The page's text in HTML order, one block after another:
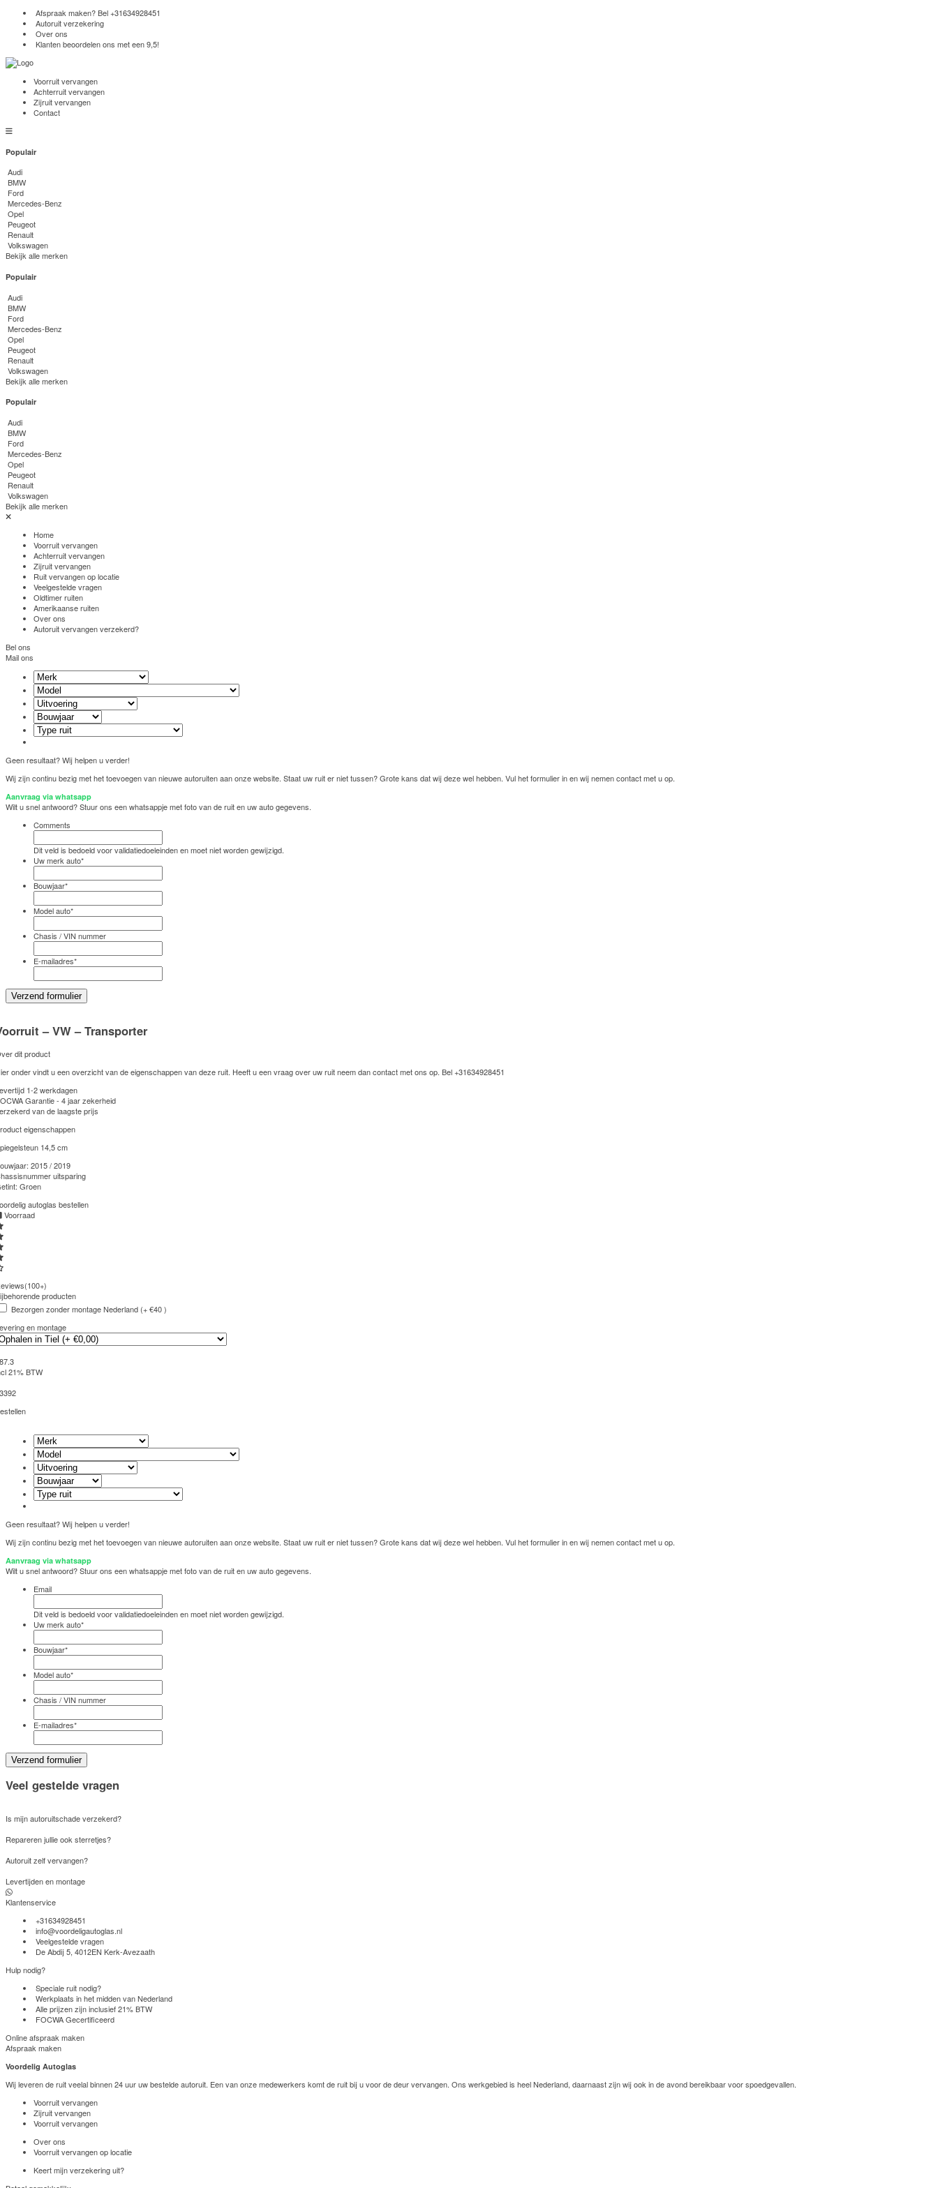
Afspraak maken? Bel+31634928451
Autoruit verzekering
Over ons
Klanten beoordelen ons met een 9,5!
Voorruit vervangen
Achterruit vervangen
Zijruit vervangen
Contact
Populair
Audi
BMW
Ford
Mercedes-Benz
Opel
Peugeot
Renault
Volkswagen
Bekijk alle merken
Populair
Audi
BMW
Ford
Mercedes-Benz
Opel
Peugeot
Renault
Volkswagen
Bekijk alle merken
Populair
Audi
BMW
Ford
Mercedes-Benz
Opel
Peugeot
Renault
Volkswagen
Bekijk alle merken
Home
Voorruit vervangen
Achterruit vervangen
Zijruit vervangen
Ruit vervangen op locatie
Veelgestelde vragen
Oldtimer ruiten
Amerikaanse ruiten
Over ons
Autoruit vervangen verzekerd?
Bel ons
Mail ons
Geen resultaat? Wij helpen u verder!
Wij zijn continu bezig met het toevoegen van nieuwe autoruiten aan onze website. Staat uw ruit er niet tussen? Grote kans dat wij deze wel hebben. Vul het formulier in en wij nemen contact met u op.
Aanvraag via whatsapp
Wilt u snel antwoord? Stuur ons een whatsappje met foto van de ruit en uw auto gegevens.
Comments
Dit veld is bedoeld voor validatiedoeleinden en moet niet worden gewijzigd.
Uw merk auto*
Bouwjaar*
Model auto*
Chasis / VIN nummer
E-mailadres*
– VW – Transporter
dit product
onder vindt u een overzicht van de eigenschappen van deze ruit. Heeft u een vraag over uw ruit neem dan contact met ons op. Bel+31634928451
1-2 werkdagen
Garantie - 4 jaar zekerheid
van de laagste prijs
eigenschappen
14,5 cm
2015 / 2019
uitsparing
Groen
autoglas bestellen
Voorraad
producten
Bezorgen zonder montage Nederland (+ €40 )
en montage
21% BTW
Geen resultaat? Wij helpen u verder!
Wij zijn continu bezig met het toevoegen van nieuwe autoruiten aan onze website. Staat uw ruit er niet tussen? Grote kans dat wij deze wel hebben. Vul het formulier in en wij nemen contact met u op.
Aanvraag via whatsapp
Wilt u snel antwoord? Stuur ons een whatsappje met foto van de ruit en uw auto gegevens.
Email
Dit veld is bedoeld voor validatiedoeleinden en moet niet worden gewijzigd.
Uw merk auto*
Bouwjaar*
Model auto*
Chasis / VIN nummer
E-mailadres*
Veel gestelde vragen
Is mijn autoruitschade verzekerd?
Repareren jullie ook sterretjes?
Autoruit zelf vervangen?
Levertijden en montage
Klantenservice
+31634928451
info@voordeligautoglas.nl
Veelgestelde vragen
De Abdij 5, 4012EN Kerk-Avezaath
Hulp nodig?
Speciale ruit nodig?
Werkplaats in het midden van Nederland
Alle prijzen zijn inclusief 21% BTW
FOCWA Gecertificeerd
Online afspraak maken
Afspraak maken
Voordelig Autoglas
Wij leveren de ruit veelal binnen 24 uur uw bestelde autoruit. Een van onze medewerkers komt de ruit bij u voor de deur vervangen. Ons werkgebied is heel Nederland, daarnaast zijn wij ook in de avond bereikbaar voor spoedgevallen.
Voorruit vervangen
Zijruit vervangen
Voorruit vervangen
Over ons
Voorruit vervangen op locatie
Keert mijn verzekering uit?